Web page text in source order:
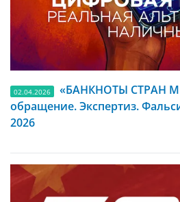
02.04.2026
«БАНКНОТЫ СТРАН
обращение. Экспертиз.
2026